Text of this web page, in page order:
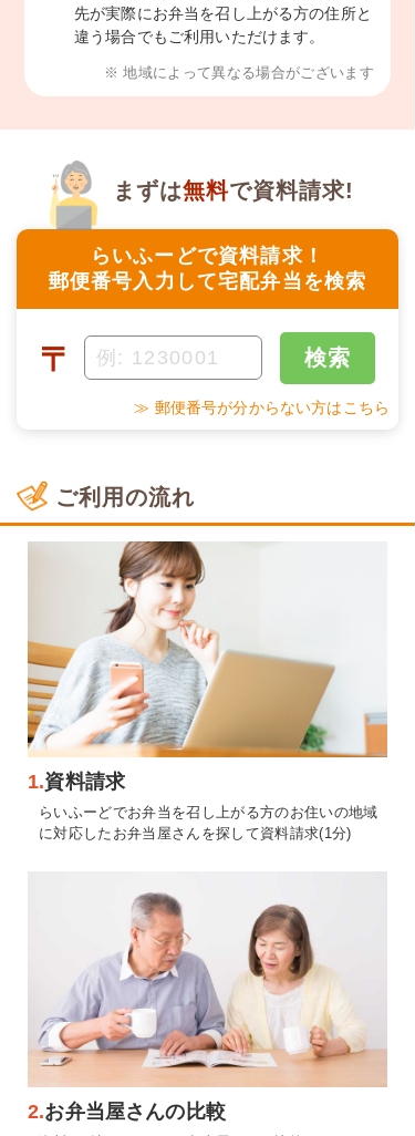
先が実際にお弁当を召し上がる方の住所と
違う場合でもご利用いただけます。
※ 地域によって異なる場合がございます
らいふーどで資料請求！
郵便番号入力して宅配弁当を検索
まずは無料で資料請求!
〒 検索
≫ 郵便番号が分からない方はこちら
ご利用の流れ
1.資料請求
らいふーどでお弁当を召し上がる方のお住いの地域
に対応したお弁当屋さんを探して資料請求(1分)
2.お弁当屋さんの比較